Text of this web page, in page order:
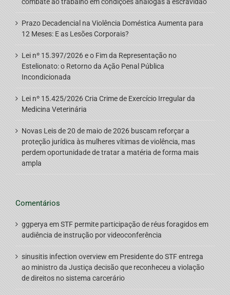
Prazo Decadencial na Violência Doméstica Aumenta para
12 Meses: E as Lesões Corporais?
Lei nº 15.397/2026 e o Fim da Representação no
Estelionato: o Retorno da Ação Penal Pública
Incondicionada
Lei nº 15.425/2026 Cria Crime de Exercício Irregular da
Medicina Veterinária
Novas Leis de 20 de maio de 2026 buscam reforçar a
proteção jurídica às mulheres vítimas de violência, mas
perdem oportunidade de tratar a matéria de forma mais
ampla
Comentários
ggperya emSTF permite participação de réus foragidos em
audiência de instrução por videoconferência
sinusitis infection overview em Presidente do STF entrega
ao ministro da Justiça decisão que reconheceu a violação
de direitos no sistema carcerário